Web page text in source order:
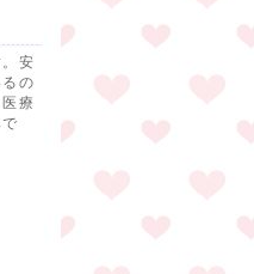
安
の
療